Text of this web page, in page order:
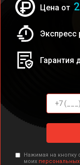
Цена от
Экспресс
Гарантия
Нажимая на кнопку
моих